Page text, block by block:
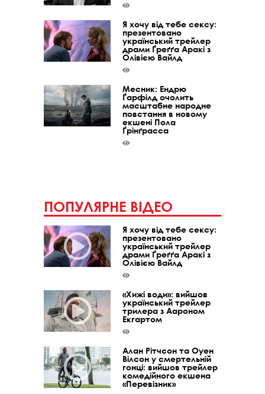
Я хочу від тебе сексу:
презентовано
український трейлер
драми Ґреґґа Аракі з
Олівією Вайлд
Месник: Ендрю
Ґарфілд очолить
масштабне народне
повстання в новому
екшені Пола
Ґрінґрасса
ПОПУЛЯРНЕ ВІДЕО
Я хочу від тебе сексу:
презентовано
український трейлер
драми Ґреґґа Аракі з
Олівією Вайлд
«Хижі води»: вийшов
український трейлер
трилера з Аароном
Екгартом
Алан Рітчсон та Оуен
Вілсон у смертельній
гонці: вийшов трейлер
комедійного екшена
«Перевізник»